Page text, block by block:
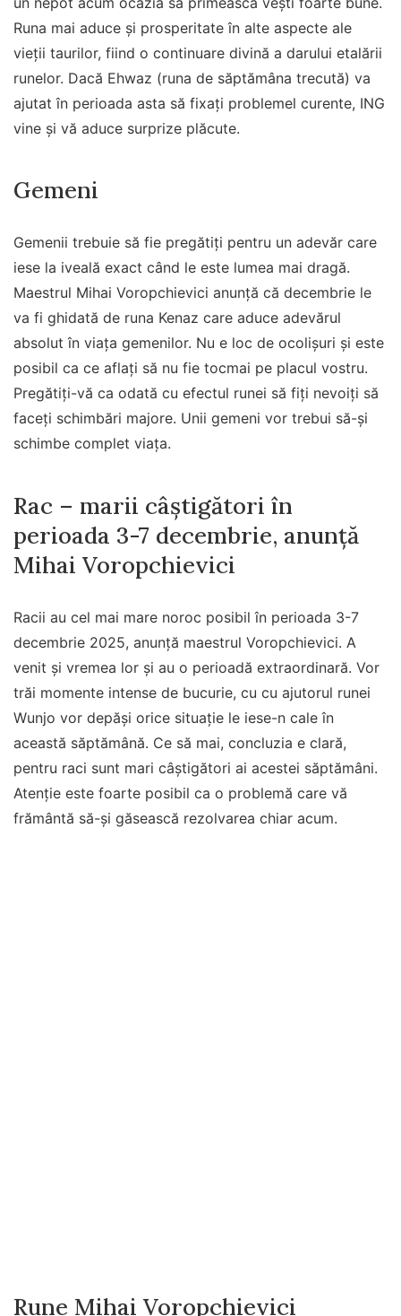
Runa mai aduce și prosperitate în alte aspecte ale
vieții taurilor, fiind o continuare divină a darului etalării
runelor. Dacă Ehwaz (runa de săptămâna trecută) va
ajutat în perioada asta să fixați problemel curente, ING
vine și vă aduce surprize plăcute.
Gemeni
Gemenii trebuie să fie pregătiți pentru un adevăr care
iese la iveală exact când le este lumea mai dragă.
Maestrul Mihai Voropchievici anunță că decembrie le
va fi ghidată de runa Kenaz care aduce adevărul
absolut în viața gemenilor. Nu e loc de ocolișuri și este
posibil ca ce aflați să nu fie tocmai pe placul vostru.
Pregătiți-vă ca odată cu efectul runei să fiți nevoiți să
faceți schimbări majore. Unii gemeni vor trebui să-și
schimbe complet viața.
Rac – marii câștigători în
perioada 3-7 decembrie, anunță
Mihai Voropchievici
Racii au cel mai mare noroc posibil în perioada 3-7
decembrie 2025, anunță maestrul Voropchievici. A
venit și vremea lor și au o perioadă extraordinară. Vor
trăi momente intense de bucurie, cu cu ajutorul runei
Wunjo vor depăși orice situație le iese-n cale în
această săptămână. Ce să mai, concluzia e clară,
pentru raci sunt mari câștigători ai acestei săptămâni.
Atenție este foarte posibil ca o problemă care vă
frământă să-și găsească rezolvarea chiar acum.
Rune Mihai Voropchievici